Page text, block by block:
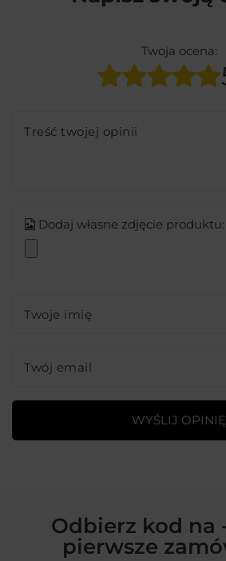
Twoja ocena:
Treść twojej opinii
Dodaj własne zdjęcie produktu:
Twoje imię
Twój email
WYŚLIJ OPINIĘ
Odbierz kod na -
pierwsze